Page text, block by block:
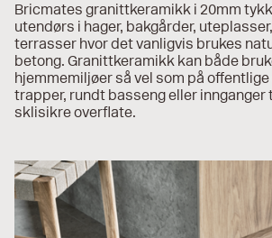
Bricmates granittkeramikk i 20mm
utendørs i hager, bakgårder,
terrasser hvor det vanligvis brukes
betong. Granittkeramikk kan både
hjemmemiljøer så vel som på
trapper, rundt basseng eller
sklisikre overflate.